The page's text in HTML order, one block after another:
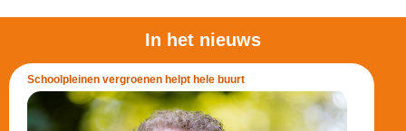
In het nieuws
Schoolpleinen vergroenen helpt hele buurt